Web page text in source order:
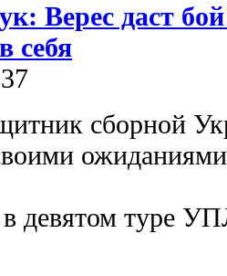
Верес даст
себя
сборной
девятом туре